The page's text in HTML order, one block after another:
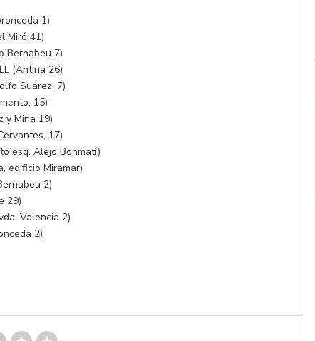
1)
Miró 41)
Bernabeu 7)
(Antina 26)
Suárez, 7)
15)
y Mina 19)
17)
esq. Alejo Bonmatí)
edificio Miramar)
2)
29)
Valencia 2)
2)